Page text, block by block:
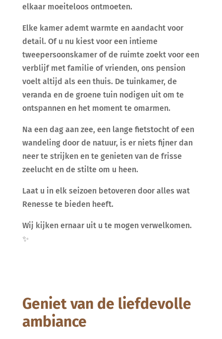
elkaar moeiteloos ontmoeten.
Elke kamer ademt warmte en aandacht voor
detail. Of u nu kiest voor een intieme
tweepersoonskamer of de ruimte zoekt voor een
verblijf met familie of vrienden, ons pension
voelt altijd als een thuis. De tuinkamer, de
veranda en de groene tuin nodigen uit om te
ontspannen en het moment te omarmen.
Na een dag aan zee, een lange fietstocht of een
wandeling door de natuur, is er niets fijner dan
neer te strijken en te genieten van de frisse
zeelucht en de stilte om u heen.
Laat u in elk seizoen betoveren door alles wat
Renesse te bieden heeft.
Wij kijken ernaar uit u te mogen verwelkomen.
✨
Geniet van de liefdevolle
ambiance